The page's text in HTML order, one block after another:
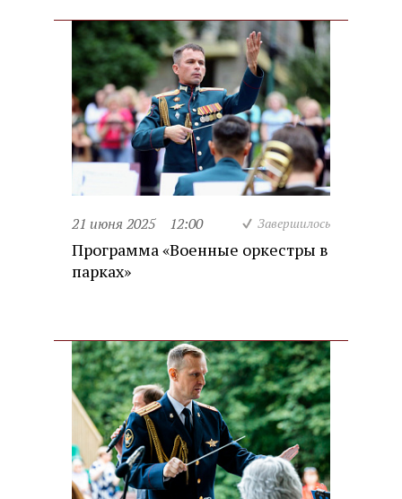
21 июня 2025 12:00 Завершилось
Программа «Военные оркестры в
парках»